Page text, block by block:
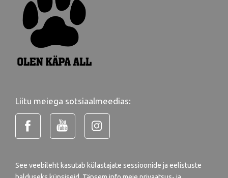
Liitu meiega sotsiaalmeedias:
See veebileht kasutab külastajate sessioonide ja eelistuste